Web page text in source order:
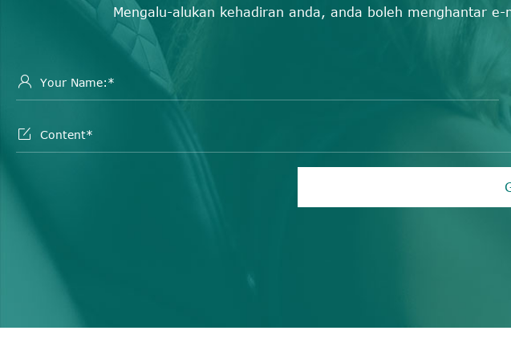
Mengalu-alukan kehadiran anda, anda boleh menghantar

